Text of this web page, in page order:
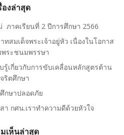
องล่าสุด
ภาคเรียนที่ 2 ปีการศึกษา 2566
สมเด็จพระเจ้าอยู่หัว เนื่องในโอกาส
พระชนมพรรษา
รู้เกี่ยวกับการขับเคลื่อนหลักสูตรต้าน
ริตศึกษา
กษาปลอดภัย
า กศน.เราทำความดีด้วยหัวใจ
เห็นล่าสุด